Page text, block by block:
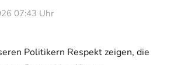
07:43 Uhr
Politikern Respekt zeigen, die